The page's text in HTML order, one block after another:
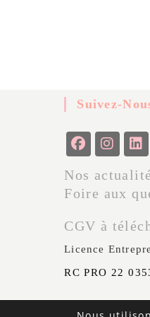
Suivez-
Nos
Foire aux
CGV à
Licence
RC PRO 22